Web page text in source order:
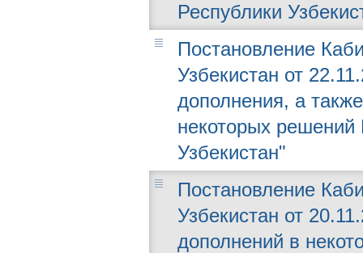
Республики
Постановление
Узбекистан от
дополнения, а
некоторых решений
Узбекистан"
Постановление
Узбекистан от
дополнений в